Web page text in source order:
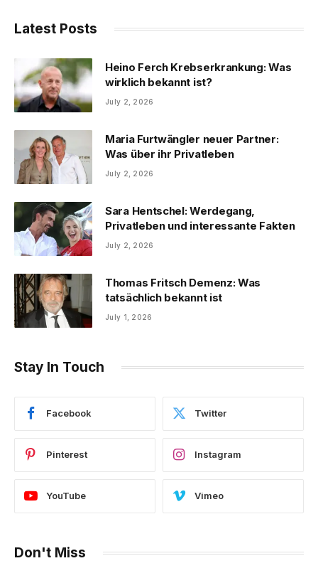
Latest Posts
Heino Ferch Krebserkrankung: Was
wirklich bekannt ist?
July 2, 2026
Maria Furtwängler neuer Partner:
Was über ihr Privatleben
July 2, 2026
Sara Hentschel: Werdegang,
Privatleben und interessante Fakten
July 2, 2026
Thomas Fritsch Demenz: Was
tatsächlich bekannt ist
July 1, 2026
Stay In Touch
Facebook Twitter
Pinterest Instagram
YouTube Vimeo
Don't Miss